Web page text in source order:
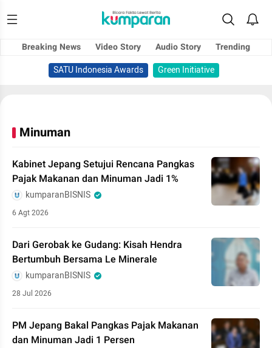
Breaking News Video Story Audio Story
Trending
SATU Indonesia Awards
Green Initiative
Minuman
Kabinet Jepang Setujui Rencana Pangkas
Pajak Makanan dan Minuman Jadi 1%
kumparanBISNIS
6 Agt 2026
Dari Gerobak ke Gudang: Kisah Hendra
Bertumbuh Bersama Le Minerale
kumparanBISNIS
28 Jul 2026
PM Jepang Bakal Pangkas Pajak Makanan
dan Minuman Jadi 1 Persen